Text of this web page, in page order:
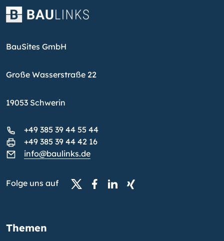
BauSites GmbH
Große Wasserstraße 22
19053 Schwerin
+49 385 39 44 55 44
+49 385 39 44 42 16
info@baulinks.de
Folge uns auf
Themen